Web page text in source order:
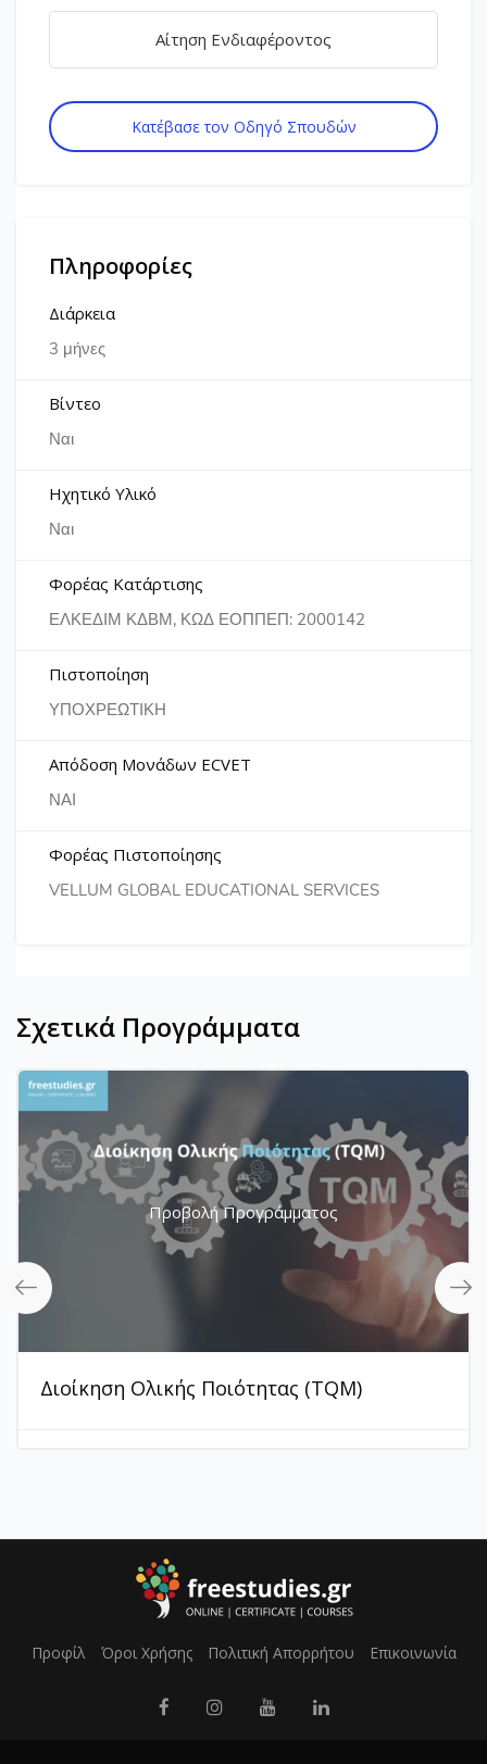
Αίτηση Ενδιαφέροντος
Κατέβασε τον Οδηγό Σπουδών
Πληροφορίες
Διάρκεια
3 μήνες
Βίντεο
Ναι
Ηχητικό Υλικό
Ναι
Φορέας Κατάρτισης
ΕΛΚΕΔΙΜ ΚΔΒΜ, ΚΩΔ ΕΟΠΠΕΠ: 2000142
Πιστοποίηση
ΥΠΟΧΡΕΩΤΙΚΗ
Απόδοση Μονάδων ECVET
ΝΑΙ
Φορέας Πιστοποίησης
VELLUM GLOBAL EDUCATIONAL SERVICES
Σχετικά Προγράμματα
Προβολή Προγράμματος
Διοίκηση Ολικής Ποιότητας (TQM)
Προφίλ Όροι Χρήσης Πολιτική Απορρήτου Επικοινωνία